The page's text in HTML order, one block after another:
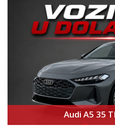
Audi A5 35